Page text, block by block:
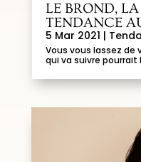
LE BROND,
TENDANCE
5 Mar 2021 |
Vous vous lassez de
qui va suivre pourrait